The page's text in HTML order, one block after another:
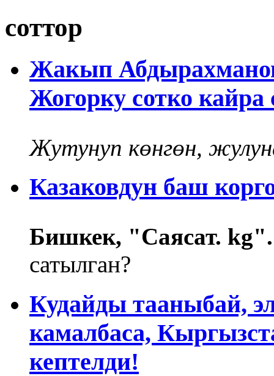
соттор
Жакып
Жогорку сотко кайра
Жутунуп көнгөн,
Казаковдун баш
Бишкек, "Саясат.
сатылган?
Кудайды тааныбай,
камалбаса,
кептелди!